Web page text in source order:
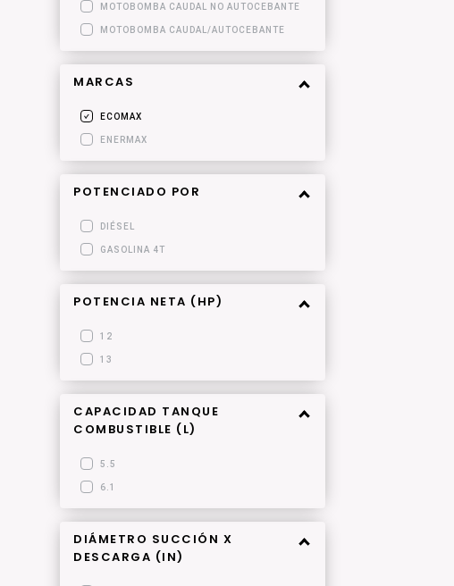
MOTOBOMBA CAUDAL NO AUTOCEBANTE
MOTOBOMBA CAUDAL/AUTOCEBANTE
MARCAS
ECOMAX
ENERMAX
POTENCIADO POR
DIÉSEL
GASOLINA 4T
POTENCIA NETA (HP)
12
13
CAPACIDAD TANQUE
COMBUSTIBLE (L)
5.5
6.1
DIÁMETRO SUCCIÓN X
DESCARGA (IN)